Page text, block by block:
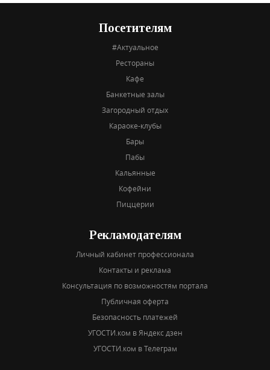
Посетителям
#Актуальное
Рестораны
Кафе
Банкетные залы
Загородный отдых
Караоке-клубы
Бары
Пабы
Кальянные
Кофейни
Пиццерии
Рекламодателям
Личный кабинет профессионала
Контакты и реклама
Консультация по возможностям портала
Публичная оферта
Безопасность платежей
УГОСТИ.ком в Яндекс дзен
УГОСТИ.ком в Телеграм